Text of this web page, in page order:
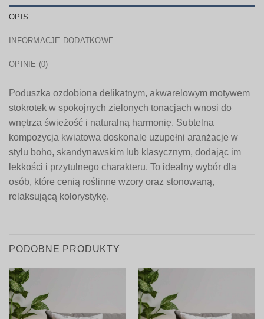
OPIS
INFORMACJE DODATKOWE
OPINIE (0)
Poduszka ozdobiona delikatnym, akwarelowym motywem
stokrotek w spokojnych zielonych tonacjach wnosi do
wnętrza świeżość i naturalną harmonię. Subtelna
kompozycja kwiatowa doskonale uzupełni aranżacje w
stylu boho, skandynawskim lub klasycznym, dodając im
lekkości i przytulnego charakteru. To idealny wybór dla
osób, które cenią roślinne wzory oraz stonowaną,
relaksującą kolorystykę.
PODOBNE PRODUKTY